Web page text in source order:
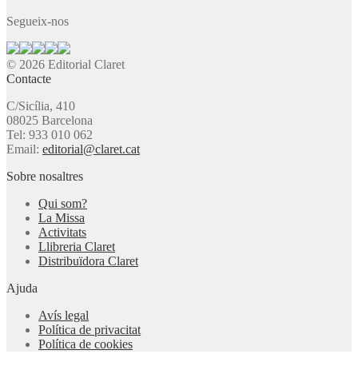
Segueix-nos
© 2026 Editorial Claret
Contacte
C/Sicília, 410
08025 Barcelona
Tel: 933 010 062
Email: editorial@claret.cat
Sobre nosaltres
Qui som?
La Missa
Activitats
Llibreria Claret
Distribuïdora Claret
Ajuda
Avís legal
Política de privacitat
Política de cookies